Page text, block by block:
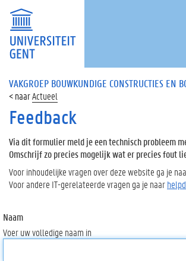
VAKGROEP BOUWKUNDIGE CONSTRUCTIES EN
Actueel
Feedback
Via dit formulier meld je een technisch probleem
Omschrijf zo precies mogelijk wat er precies fout
Voor inhoudelijke vragen over deze website ga je
Voor andere IT-gerelateerde vragen ga je naar
Naam
Voer uw volledige naam in